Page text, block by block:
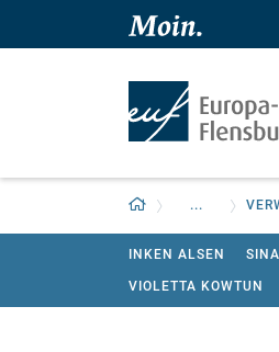
Zum Hauptinhalt springen
Zur Navigation springen
Zurück zur
...
INKEN ALSEN
VIOLETTA KOWTUN